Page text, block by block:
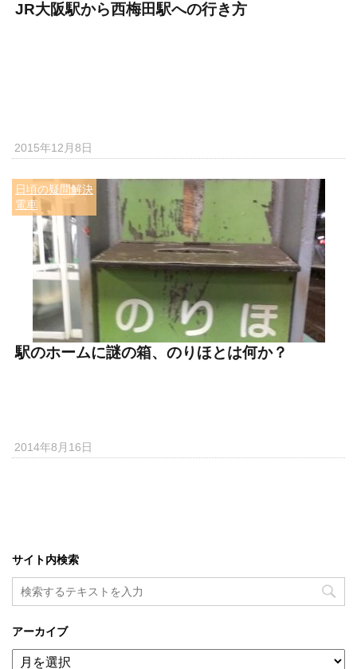
JR大阪駅から西梅田駅への行き方
2015年12月8日
日頃の疑問解決
電車
駅のホームに謎の箱、のりほとは何か？
2014年8月16日
サイト内検索
アーカイブ
ア